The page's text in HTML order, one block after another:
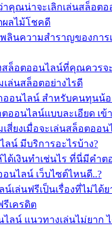
าคุณน่าจะเลิกเล่นสล็อตอ
ผลไม้โชคดี
พลินความสำราญของการ
สล็อตออนไลน์ที่คุณควรจ
เล่นสล็อตอย่างไรดี
ออนไลน์ สำหรับคนทุนน้อ
ออนไลน์แบบละเอียด เข้
สี่ยงเมื่อจะเล่นสล็อตออน
ลน์ มีบริการอะไรบ้าง?
ด้เงินทำเช่นไร ที่นี่มีคำต
นไลน์ เว็บไซต์ไหนดี..?
เล่นฟรีเป็นเรื่องที่ไม่ได้ย
เครดิต
ลน์ แนวทางเล่นไม่ยาก